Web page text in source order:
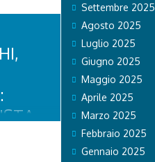
a
e unito.
Settembre 2025
Agosto 2025
Luglio 2025
Giugno 2025
Maggio 2025
Aprile 2025
Marzo 2025
Febbraio 2025
Gennaio 2025